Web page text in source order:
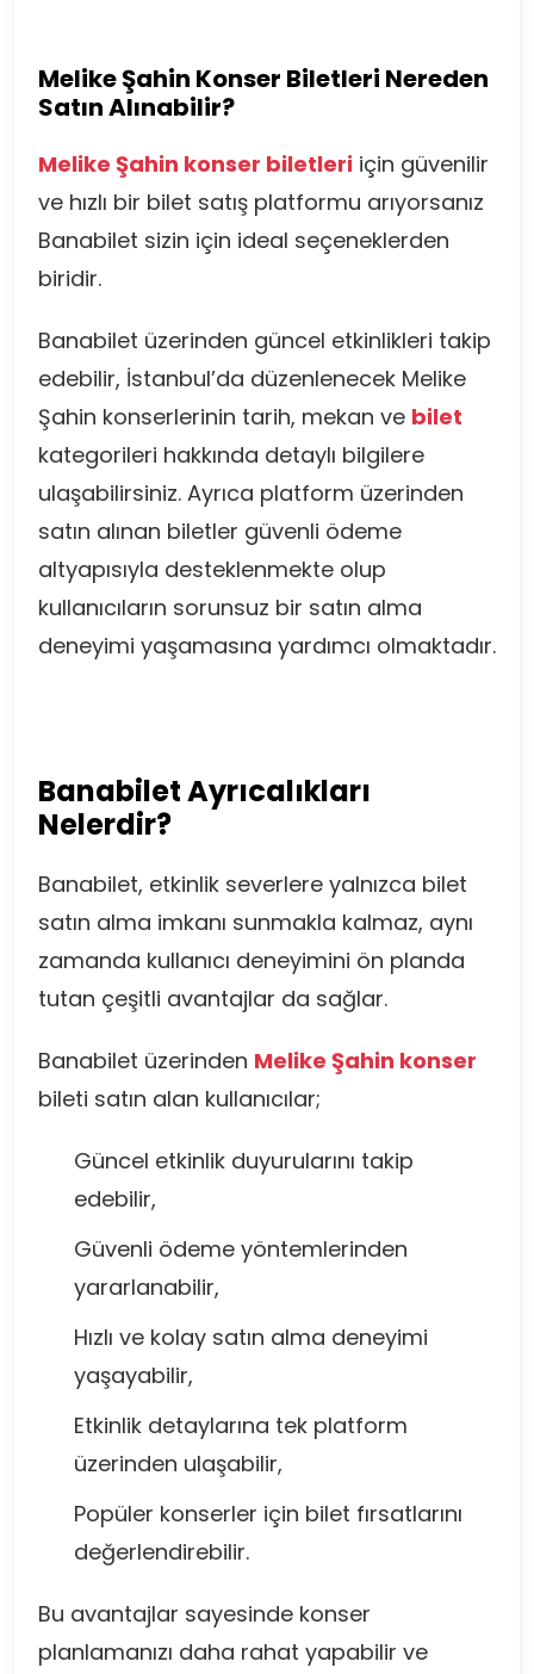
Melike Şahin Konser Biletleri Nereden
Satın Alınabilir?
Melike Şahin konser biletleri için güvenilir
ve hızlı bir bilet satış platformu arıyorsanız
Banabilet sizin için ideal seçeneklerden
biridir.
Banabilet üzerinden güncel etkinlikleri takip
edebilir, İstanbul’da düzenlenecek Melike
Şahin konserlerinin tarih, mekan ve bilet
kategorileri hakkında detaylı bilgilere
ulaşabilirsiniz. Ayrıca platform üzerinden
satın alınan biletler güvenli ödeme
altyapısıyla desteklenmekte olup
kullanıcıların sorunsuz bir satın alma
deneyimi yaşamasına yardımcı olmaktadır.
Banabilet Ayrıcalıkları
Nelerdir?
Banabilet, etkinlik severlere yalnızca bilet
satın alma imkanı sunmakla kalmaz, aynı
zamanda kullanıcı deneyimini ön planda
tutan çeşitli avantajlar da sağlar.
Banabilet üzerinden Melike Şahin konser
bileti satın alan kullanıcılar;
Güncel etkinlik duyurularını takip
edebilir,
Güvenli ödeme yöntemlerinden
yararlanabilir,
Hızlı ve kolay satın alma deneyimi
yaşayabilir,
Etkinlik detaylarına tek platform
üzerinden ulaşabilir,
Popüler konserler için bilet fırsatlarını
değerlendirebilir.
Bu avantajlar sayesinde konser
planlamanızı daha rahat yapabilir ve